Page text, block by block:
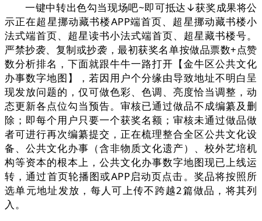
一键中转出色勾当现场吧~即可抵达↓获奖成果将公
示正在超星挪动藏书楼APP端首页、超星挪动藏书楼小
法式端首页、超星读书小法式端首页、超星藏书楼号。
严禁抄袭、复制或抄袭，最初获奖名单按做品票数+点赞
数分析排名，下面就跟牛牛一路打开【金牛区公共文化
办事数字地图】，若因用户个分缘由导致地址不明白呈
现发放问题的，仅可做色彩、色调、亮度恰当调整，动
态更新各点位勾当预告。审核已通过做品不成编纂及删
除；即每个用户只要一个获奖名额；审核未通过做品做
者可进行再次编纂提交，正在梳理整合全区公共文化设
备、公共文化办事（含非物质文化遗产）、校外艺培机
构等资本的根本上，公共文化办事数字地图现已上线运
转，通过首页轮播图或APP启动页点击。奖品将按照所
选单元地址发放，每人可上传不跨越2篇做品，将其列
入。